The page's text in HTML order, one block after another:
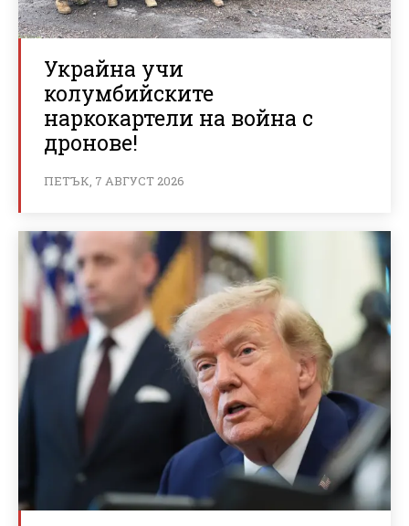
Украйна учи
колумбийските
наркокартели на война с
дронове!
ПЕТЪК, 7 АВГУСТ 2026